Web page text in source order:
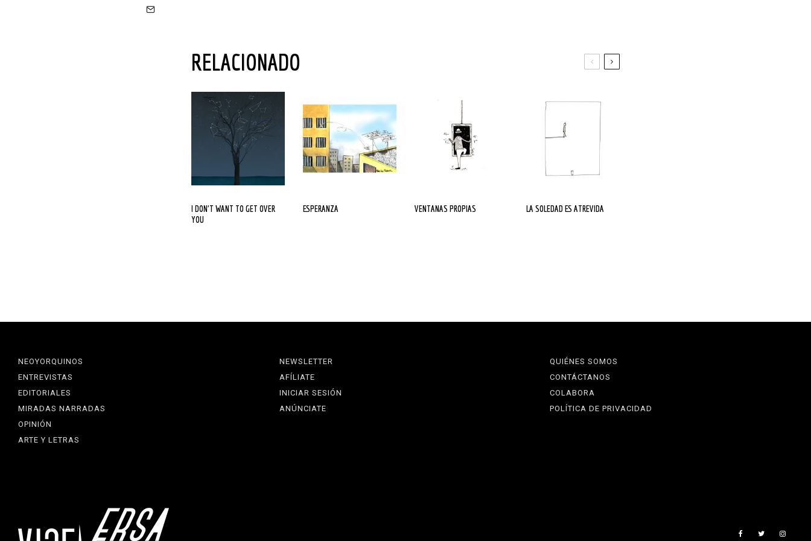
RELACIONADO
I DON’T WANT TO GET OVER
YOU
ESPERANZA VENTANAS PROPIAS LA SOLEDAD ES ATREVIDA
NEOYORQUINOS
ENTREVISTAS
EDITORIALES
MIRADAS NARRADAS
OPINIÓN
ARTE Y LETRAS
NEWSLETTER
AFÍLIATE
INICIAR SESIÓN
ANÚNCIATE
QUIÉNES SOMOS
CONTÁCTANOS
COLABORA
POLÍTICA DE PRIVACIDAD